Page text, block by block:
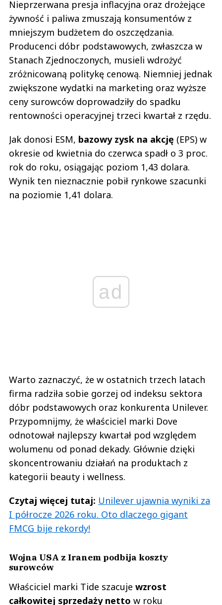
Nieprzerwana presja inflacyjna oraz drożejące
żywność i paliwa zmuszają konsumentów z
mniejszym budżetem do oszczędzania.
Producenci dóbr podstawowych, zwłaszcza w
Stanach Zjednoczonych, musieli wdrożyć
zróżnicowaną politykę cenową. Niemniej jednak
zwiększone wydatki na marketing oraz wyższe
ceny surowców doprowadziły do spadku
rentowności operacyjnej trzeci kwartał z rzędu.
Jak donosi ESM, bazowy zysk na akcję (EPS) w
okresie od kwietnia do czerwca spadł o 3 proc.
rok do roku, osiągając poziom 1,43 dolara.
Wynik ten nieznacznie pobił rynkowe szacunki
na poziomie 1,41 dolara.
ad
Warto zaznaczyć, że w ostatnich trzech latach
firma radziła sobie gorzej od indeksu sektora
dóbr podstawowych oraz konkurenta Unilever.
Przypomnijmy, że właściciel marki Dove
odnotował najlepszy kwartał pod względem
wolumenu od ponad dekady. Głównie dzięki
skoncentrowaniu działań na produktach z
kategorii beauty i wellness.
Czytaj więcej tutaj: Unilever ujawnia wyniki za
I półrocze 2026 roku. Oto dlaczego gigant
FMCG bije rekordy!
Wojna USA z Iranem podbija koszty
surowców
Właściciel marki Tide szacuje wzrost
całkowitej sprzedaży netto w roku